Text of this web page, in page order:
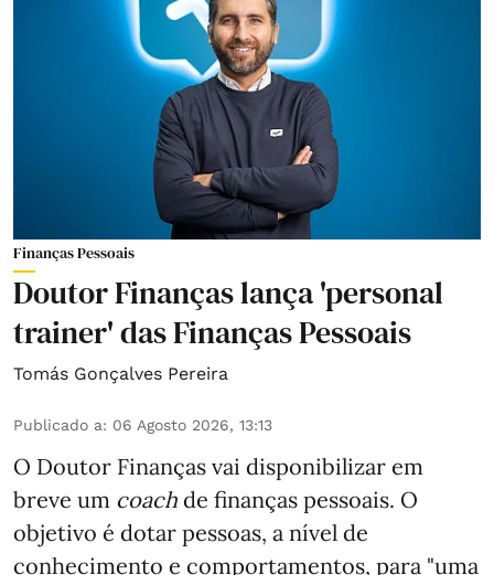
Finanças Pessoais
Doutor Finanças lança 'personal
trainer' das Finanças Pessoais
Tomás Gonçalves Pereira
Publicado a: 06 Agosto 2026, 13:13
O Doutor Finanças vai disponibilizar em
breve um coach de finanças pessoais. O
objetivo é dotar pessoas, a nível de
conhecimento e comportamentos, para "uma